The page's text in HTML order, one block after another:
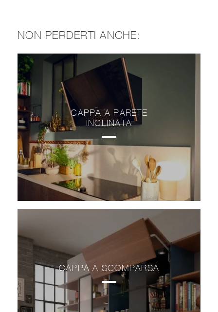
NON PERDERTI ANCHE:
CAPPA A PARETE
INCLINATA
CAPPA A SCOMPARSA